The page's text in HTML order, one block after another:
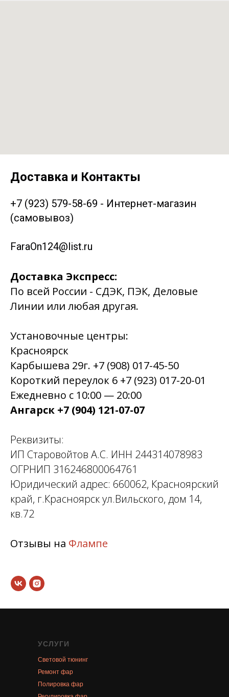
Доставка и Контакты
+7 (923) 579-58-69 - Интернет-магазин
(самовывоз)
FaraOn124@list.ru
Доставка Экспресс:
По всей России - СДЭК, ПЭК, Деловые
Линии или любая другая.
Установочные центры:
Красноярск
Карбышева 29г. +7 (908) 017-45-50
Короткий переулок 6 +7 (923) 017-20-01
Ежедневно с 10:00 — 20:00
Ангарск +7 (904) 121-07-07
Реквизиты:
ИП Старовойтов А.С. ИНН 244314078983
ОГРНИП 316246800064761
Юридический адрес: 660062, Красноярский
край, г.Красноярск ул.Вильского, дом 14,
кв.72
Отзывы на Флампе
УСЛУГИ
Световой тюнинг
Ремонт фар
Полировка фар